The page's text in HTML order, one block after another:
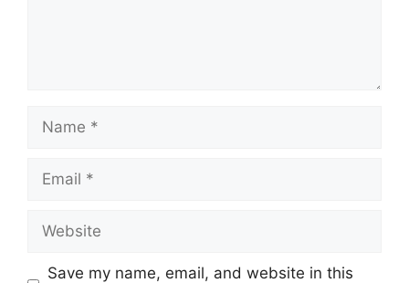
Name
Email
Website
Save my name, email, and website in this